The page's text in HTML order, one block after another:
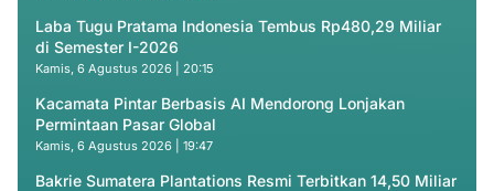
Laba Tugu Pratama Indonesia Tembus Rp480,29 Miliar
di Semester I-2026
Kamis, 6 Agustus 2026 | 20:15
Kacamata Pintar Berbasis AI Mendorong Lonjakan
Permintaan Pasar Global
Kamis, 6 Agustus 2026 | 19:47
Bakrie Sumatera Plantations Resmi Terbitkan 14,50 Miliar